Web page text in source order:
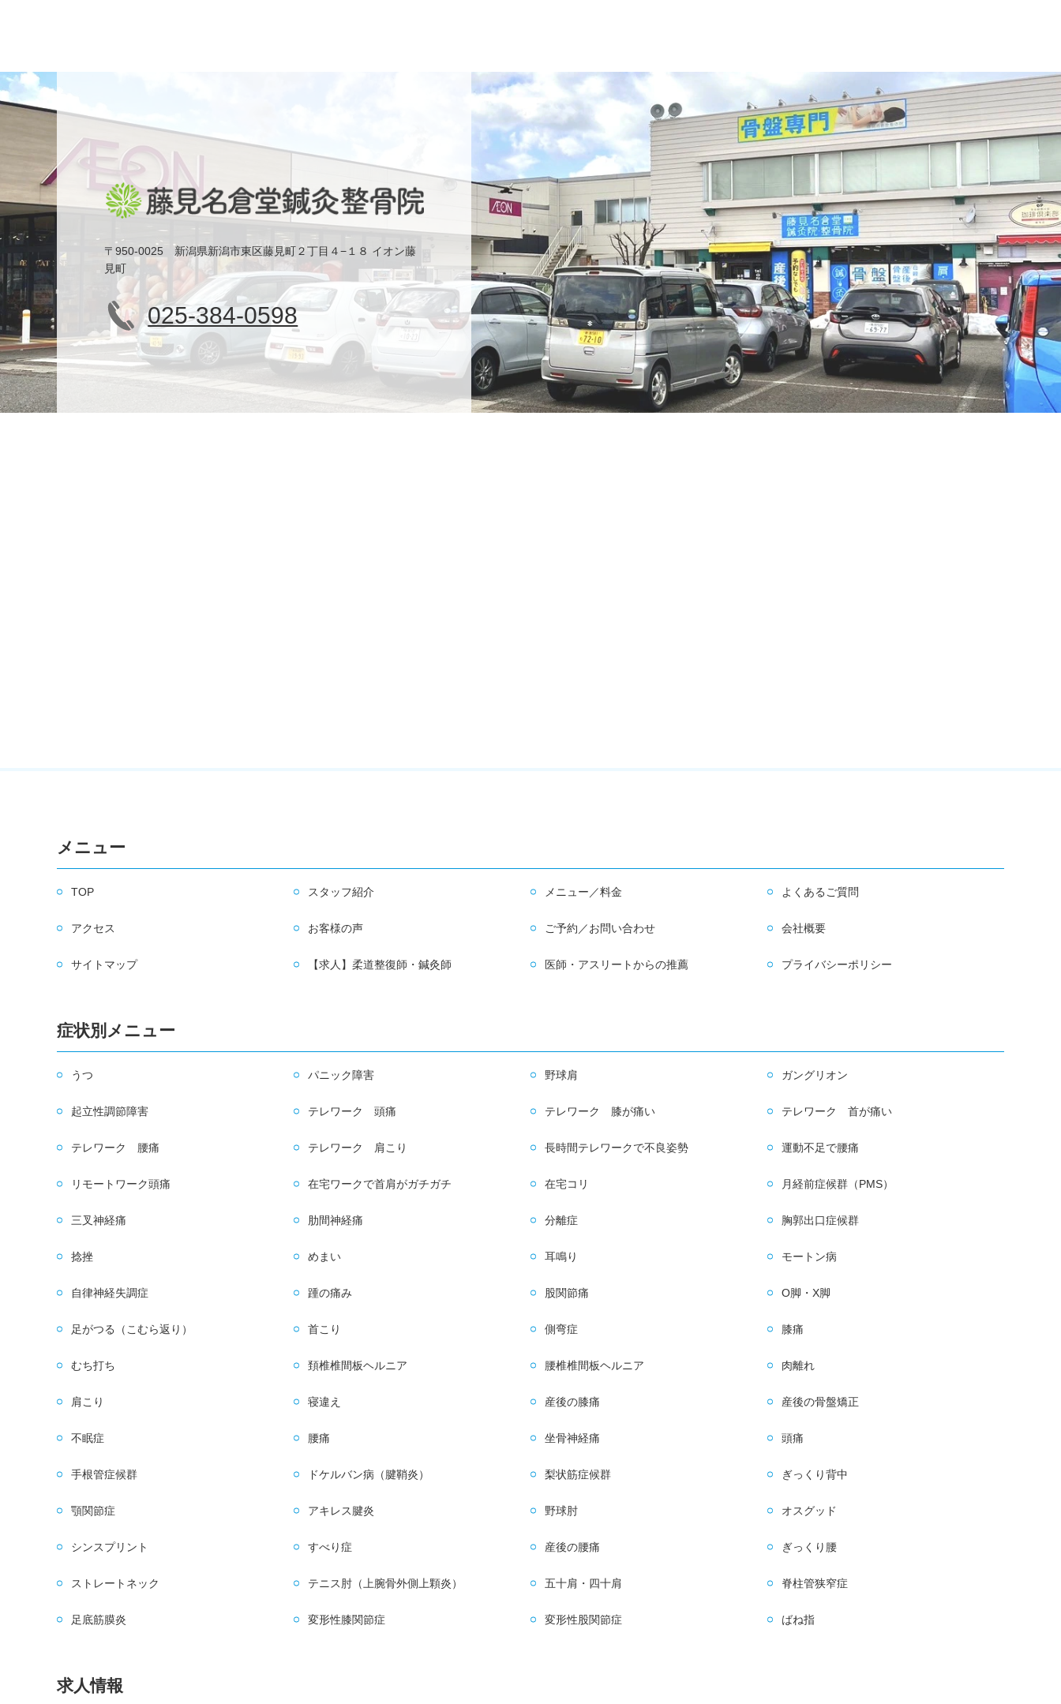
〒950-0025 新潟県新潟市東区藤見町２丁目４−１８ イオン藤
見町
025-384-0598
メニュー
TOP スタッフ紹介 メニュー／料金 よくあるご質問
アクセス お客様の声 ご予約／お問い合わせ 会社概要
サイトマップ 【求人】柔道整復師・鍼灸師 医師・アスリートからの推薦 プライバシーポリシー
症状別メニュー
うつ パニック障害 野球肩 ガングリオン
起立性調節障害 テレワーク 頭痛 テレワーク 膝が痛い テレワーク 首が痛い
テレワーク 腰痛 テレワーク 肩こり 長時間テレワークで不良姿勢 運動不足で腰痛
リモートワーク頭痛 在宅ワークで首肩がガチガチ 在宅コリ 月経前症候群（PMS）
三叉神経痛 肋間神経痛 分離症 胸郭出口症候群
捻挫 めまい 耳鳴り モートン病
自律神経失調症 踵の痛み 股関節痛 O脚・X脚
足がつる（こむら返り） 首こり 側弯症 膝痛
むち打ち 頚椎椎間板ヘルニア 腰椎椎間板ヘルニア 肉離れ
肩こり 寝違え 産後の膝痛 産後の骨盤矯正
不眠症 腰痛 坐骨神経痛 頭痛
手根管症候群 ドケルバン病（腱鞘炎） 梨状筋症候群 ぎっくり背中
顎関節症 アキレス腱炎 野球肘 オスグッド
シンスプリント すべり症 産後の腰痛 ぎっくり腰
ストレートネック テニス肘（上腕骨外側上顆炎） 五十肩・四十肩 脊柱管狭窄症
足底筋膜炎 変形性膝関節症 変形性股関節症 ばね指
求人情報